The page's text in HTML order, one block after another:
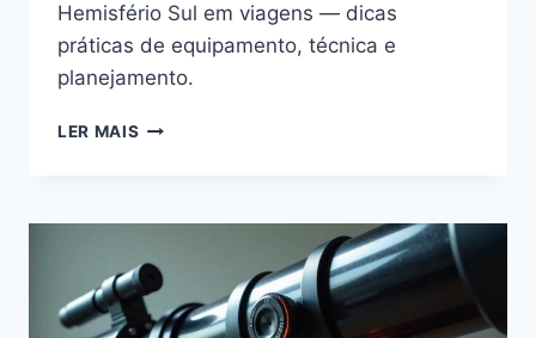
Hemisfério Sul em viagens — dicas
práticas de equipamento, técnica e
planejamento.
LER MAIS AGLOMERADOS
SUL
GUIA
DE
ASTROFOTOGRAFIA